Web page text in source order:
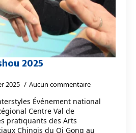
2025
2025 Aucun commentaire
Événement national
Centre Val de
pratiquants des Arts
Chinois du Qi Gong au